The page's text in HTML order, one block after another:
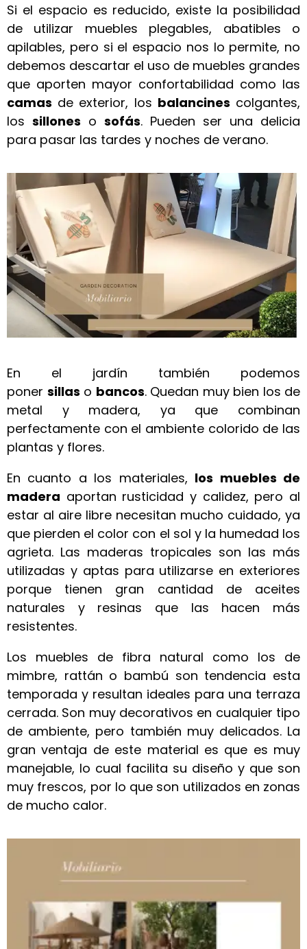
Si el espacio es reducido, existe la posibilidad
de utilizar muebles plegables, abatibles o
apilables, pero si el espacio nos lo permite, no
debemos descartar el uso de muebles grandes
que aporten mayor confortabilidad como las
camas de exterior, los balancines colgantes,
los sillones o sofás. Pueden ser una delicia
para pasar las tardes y noches de verano.
En el jardín también podemos
poner sillas o bancos. Quedan muy bien los de
metal y madera, ya que combinan
perfectamente con el ambiente colorido de las
plantas y flores.
En cuanto a los materiales, los muebles de
madera aportan rusticidad y calidez, pero al
estar al aire libre necesitan mucho cuidado, ya
que pierden el color con el sol y la humedad los
agrieta. Las maderas tropicales son las más
utilizadas y aptas para utilizarse en exteriores
porque tienen gran cantidad de aceites
naturales y resinas que las hacen más
resistentes.
Los muebles de fibra natural como los de
mimbre, rattán o bambú son tendencia esta
temporada y resultan ideales para una terraza
cerrada. Son muy decorativos en cualquier tipo
de ambiente, pero también muy delicados. La
gran ventaja de este material es que es muy
manejable, lo cual facilita su diseño y que son
muy frescos, por lo que son utilizados en zonas
de mucho calor.